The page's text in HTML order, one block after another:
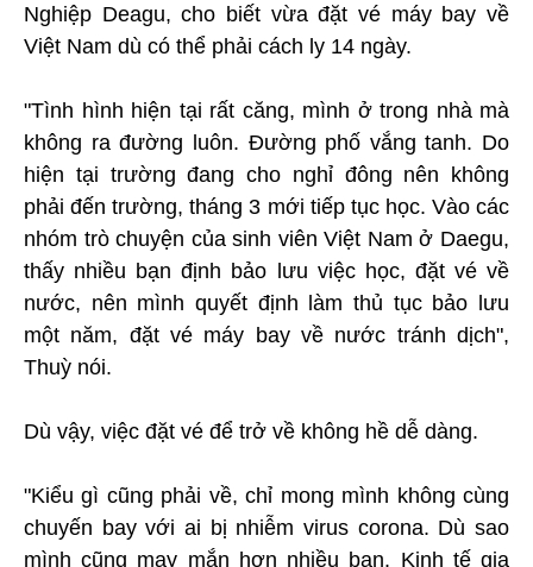
Nghiệp Deagu, cho biết vừa đặt vé máy bay về
Việt Nam dù có thể phải cách ly 14 ngày.
"Tình hình hiện tại rất căng, mình ở trong nhà mà
không ra đường luôn. Đường phố vắng tanh. Do
hiện tại trường đang cho nghỉ đông nên không
phải đến trường, tháng 3 mới tiếp tục học. Vào các
nhóm trò chuyện của sinh viên Việt Nam ở Daegu,
thấy nhiều bạn định bảo lưu việc học, đặt vé về
nước, nên mình quyết định làm thủ tục bảo lưu
một năm, đặt vé máy bay về nước tránh dịch",
Thuỳ nói.
Dù vậy, việc đặt vé để trở về không hề dễ dàng.
"Kiểu gì cũng phải về, chỉ mong mình không cùng
chuyến bay với ai bị nhiễm virus corona. Dù sao
mình cũng may mắn hơn nhiều bạn. Kinh tế gia